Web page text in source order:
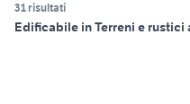
31 risultati
Edificabile in Terreni e